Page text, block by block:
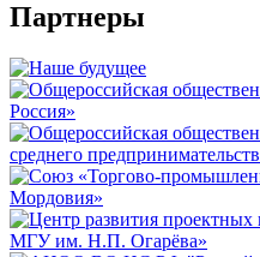
Партнеры